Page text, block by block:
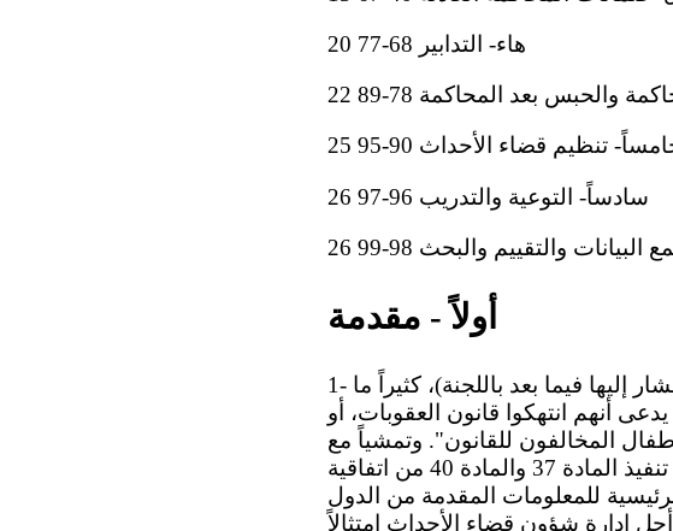
هاء- التدابير 68-77 20
بعد المحاكمة 78-89 22
تنظيم قضاء الأحداث 90-95 25
سادساً- التوعية والتدريب 96-97 26
والتقييم والبحث 98-99 26
أولاً - مقدمة
1- في التقارير التي تقدمها الدول الأطراف إلى لجنة حقوق الطفل (المشار إليها فيما بعد باللجنة)، كثيراً ما
أنهم انتهكوا قانون العقوبات، أو
المخالفون للقانون". وتمشياً مع
المبادئ التوجيهية للجنة بالنسبة إلى إعداد التقارير الدورية، يعد تنفيذ المادة 37 والمادة 40 من اتفاقية
للمعلومات المقدمة من الدول
إدارة شؤون قضاء الأحداث امتثالاً